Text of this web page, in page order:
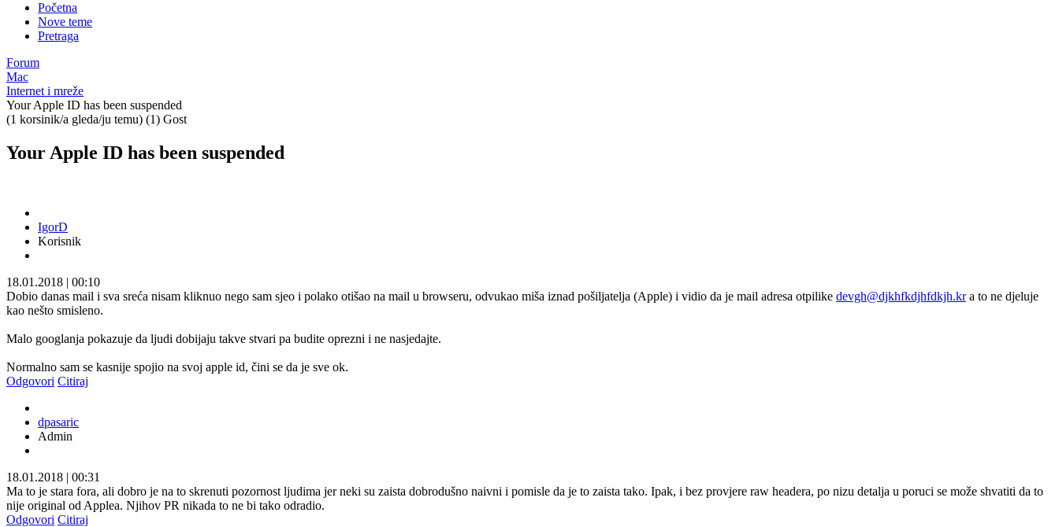
Početna
Nove teme
Pretraga
Forum
Mac
Internet i mreže
Your Apple ID has been suspended
(1 korsinik/a gleda/ju temu) (1) Gost
Your Apple ID has been suspended
IgorD
Korisnik
18.01.2018 | 00:10
Dobio danas mail i sva sreća nisam kliknuo nego sam sjeo i polako otišao na mail u browseru, odvukao miša iznad pošiljatelja (Apple) i vidio da je mail adresa otpilike devgh@djkhfkdjhfdkjh.kra to ne djeluje
kao nešto smisleno.
Malo googlanja pokazuje da ljudi dobijaju takve stvari pa budite oprezni i ne nasjedajte.
Normalno sam se kasnije spojio na svoj apple id, čini se da je sve ok.
Odgovori Citiraj
dpasaric
Admin
18.01.2018 | 00:31
Ma to je stara fora, ali dobro je na to skrenuti pozornost ljudima jer neki su zaista dobrodušno naivni i pomisle da je to zaista tako. Ipak, i bez provjere raw headera, po nizu detalja u poruci se može shvatiti da to
nije original od Applea. Njihov PR nikada to ne bi tako odradio.
Odgovori Citiraj